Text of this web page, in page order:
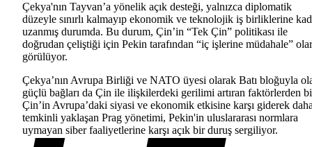
Çekya'nın Tayvan’a yönelik açık desteği, yalnızca diplomatik
düzeyle sınırlı kalmayıp ekonomik ve teknolojik iş birliklerine
uzanmış durumda. Bu durum, Çin’in “Tek Çin” politikası ile
doğrudan çeliştiği için Pekin tarafından “iç işlerine müdahale”
görülüyor.
Çekya’nın Avrupa Birliği ve NATO üyesi olarak Batı bloğuyla
güçlü bağları da Çin ile ilişkilerdeki gerilimi artıran faktörlerden
Çin’in Avrupa’daki siyasi ve ekonomik etkisine karşı giderek
temkinli yaklaşan Prag yönetimi, Pekin'in uluslararası normlara
uymayan siber faaliyetlerine karşı açık bir duruş sergiliyor.